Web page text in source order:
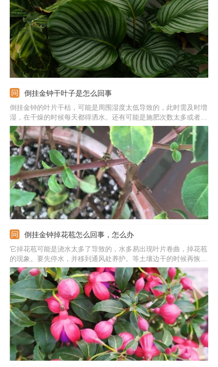
旁边，会导致叶子枯黄。4、封闭闷热：不能摆放在封闭闷热的位
置。
倒挂金钟干叶子是怎么回事
倒挂金钟的叶片干枯，可能是周围湿度太低导致的，此时需及时増
湿，在干燥的时候每天都得洒水。还有可能是施肥次数太多或者量
太多引起的，这时就得暂停施肥，之后施肥一般每周一次就行。还
可能是温度不适宜导致的，此时需将温度保持在十五至二十度左
右，不宜太冷，也不能太闷热。
倒挂金钟掉花苞怎么回事，怎么办
它掉花苞可能是浇水太多了导致的，水多易出现叶片卷曲，掉花苞
的现象。要先停水，并移到通风处养护。等土壤边干的时候再恢复
管理。也可能是施肥过重带来的肥害，要浇灌清水稀释，让肥液流
出。严重的话要脱盆直接用清水冲洗，换盆重新管理。此外，还可
能是缺光。要移到散光处，多晒晒太阳。